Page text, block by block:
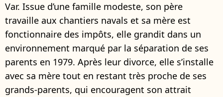
Var. Issue d’une famille modeste, son père
travaille aux chantiers navals et sa mère est
fonctionnaire des impôts, elle grandit dans un
environnement marqué par la séparation de ses
parents en 1979. Après leur divorce, elle s’installe
avec sa mère tout en restant très proche de ses
grands-parents, qui encouragent son attrait